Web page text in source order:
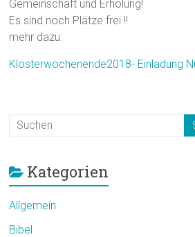
Gemeinschaft und Erholung!
Es sind noch Plätze frei !!
mehr dazu:
Klosterwochenende2018- Einladung
Kategorien
Allgemein
Bibel